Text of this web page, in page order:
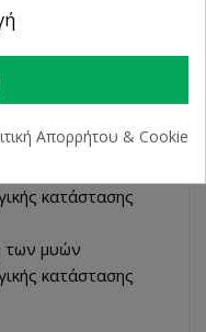
και
επιπέδων
κατάστασης
των μυών
κατάστασης
Απορρήτου & Cookie